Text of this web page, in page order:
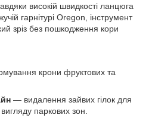
високій швидкості ланцюга
гарнітурі Oregon, інструмент
зріз без пошкодження кори
крони фруктових та
— видалення зайвих гілок для
паркових зон.